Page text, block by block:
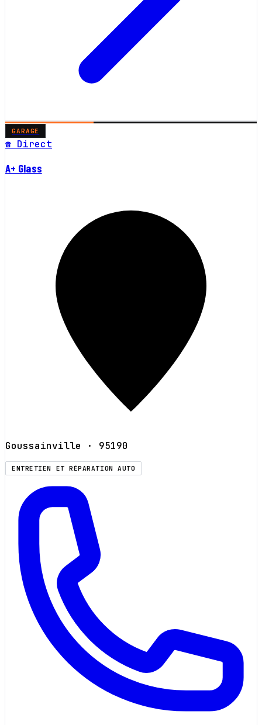
GARAGE
☎ Direct
A+ Glass
Goussainville · 95190
ENTRETIEN ET RÉPARATION AUTO